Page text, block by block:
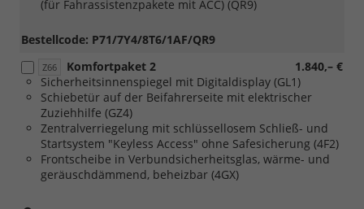
(für Fahrassistenzpakete mit ACC) (QR9)
Bestellcode: P71/7Y4/8T6/1AF/QR9
Z66 1.840,– €
Komfortpaket 2
Sicherheitsinnenspiegel mit Digitaldisplay (GL1)
Schiebetür auf der Beifahrerseite mit elektrischer
Zuziehhilfe (GZ4)
Zentralverriegelung mit schlüssellosem Schließ- und
Startsystem "Keyless Access" ohne Safesicherung (4F2)
Frontscheibe in Verbundsicherheitsglas, wärme- und
geräuschdämmend, beheizbar (4GX)